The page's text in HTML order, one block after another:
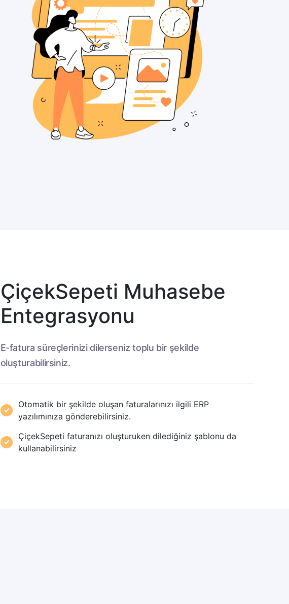
ÇiçekSepeti Muhasebe
Entegrasyonu
E-fatura süreçlerinizi dilerseniz toplu bir şekilde
oluşturabilirsiniz.
Otomatik bir şekilde oluşan faturalarınızı ilgili ERP
yazılımınıza gönderebilirsiniz.
ÇiçekSepeti faturanızı oluşturuken dilediğiniz şablonu da
kullanabilirsiniz